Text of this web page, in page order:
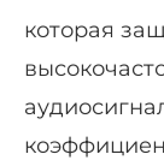
которая